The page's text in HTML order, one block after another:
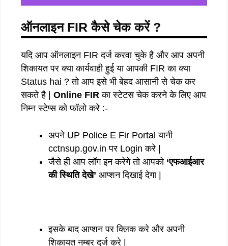
ऑनलाइन FIR कैसे चेक करें ?
यदि आप ऑनलाइन FIR दर्ज करवा चुके है और आप अपनी
शिकायत पर क्या कार्यवाही हुई या आपकी FIR का क्या
Status hai ? तो आप इसे भी बेहद आसानी से चेक कर
सकते है | Online FIR का स्टेटस चेक करने के लिए आप
निम्न स्टेप्स को फॉलो करे :-
अपने UP Police E Fir Portal यानी
cctnsup.gov.in पर Login करे |
जैसे ही आप लॉग इन करेगे तो आपको ‘एफआईआर
की स्थिति देखे’ आप्शन दिखाई देगा |
इसके बाद आप्शन पर क्लिक करे और अपनी
शिकायत नम्बर दर्ज करे |